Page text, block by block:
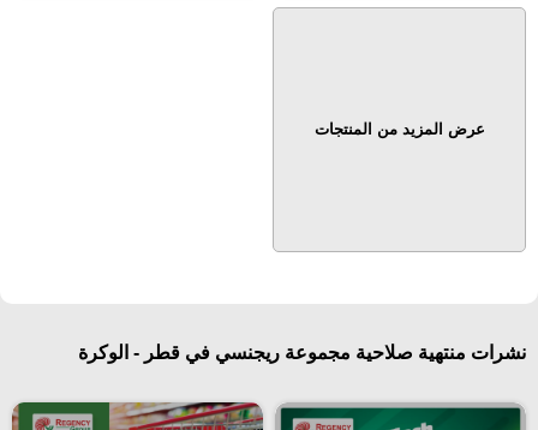
عرض المزيد من المنتجات
نشرات منتهية صلاحية مجموعة ريجنسي في قطر - الوكرة